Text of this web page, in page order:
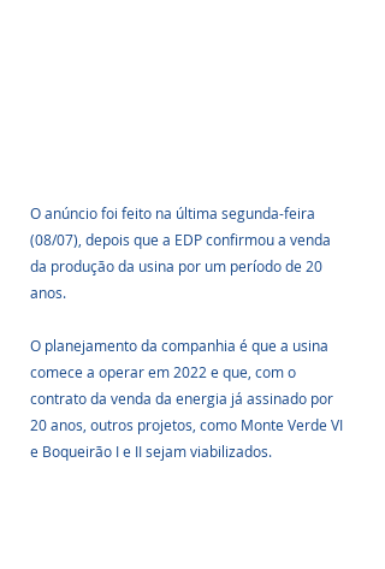
O anúncio foi feito na última segunda-feira
(08/07), depois que a EDP confirmou a venda
da produção da usina por um período de 20
anos.
O planejamento da companhia é que a usina
comece a operar em 2022 e que, com o
contrato da venda da energia já assinado por
20 anos, outros projetos, como Monte Verde VI
e Boqueirão I e II sejam viabilizados.